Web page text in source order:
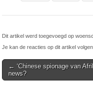
Dit artikel werd toegevoegd op
Je kan de reacties op dit artikel
Post
navigation
← ‘Chinese spionage van
news?